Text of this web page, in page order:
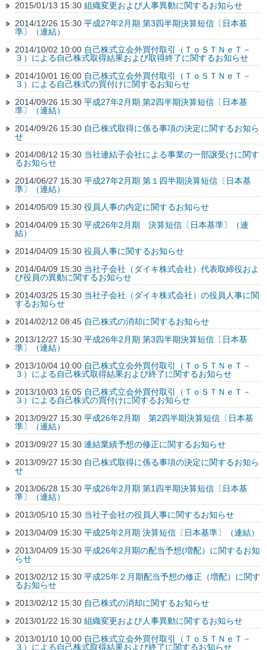
2015/01/13 15:30 組織変更および人事異動に関するお知らせ
2014/12/26 15:30 平成27年2月期 第3四半期決算短信〔日本基
準〕（連結）
2014/10/02 10:00 自己株式立会外買付取引（ＴｏＳＴＮｅＴ－
３）による自己株式取得結果および取得終了に関するお知らせ
2014/10/01 16:00 自己株式立会外買付取引（ＴｏＳＴＮｅＴ－
３）による自己株式の買付けに関するお知らせ
2014/09/26 15:30 平成27年2月期 第2四半期決算短信〔日本基
準〕（連結）
2014/09/26 15:30 自己株式取得に係る事項の決定に関するお知ら
せ
2014/08/12 15:30 当社連結子会社による事業の一部譲受けに関す
るお知らせ
2014/06/27 15:30 平成27年2月期 第１四半期決算短信〔日本基
準〕（連結）
2014/05/09 15:30 役員人事の内定に関するお知らせ
2014/04/09 15:30 平成26年2月期 決算短信〔日本基準〕（連
結）
2014/04/09 15:30 役員人事に関するお知らせ
2014/04/09 15:30 当社子会社（ダイキ株式会社）代表取締役およ
び役員の異動に関するお知らせ
2014/03/25 15:30 当社子会社（ダイキ株式会社）の役員人事に関
するお知らせ
2014/02/12 08:45 自己株式の消却に関するお知らせ
2013/12/27 15:30 平成26年2月期 第3四半期決算短信〔日本基
準〕（連結）
2013/10/04 10:00 自己株式立会外買付取引（ＴｏＳＴＮｅＴ－
３）による自己株式取得結果および終了に関するお知らせ
2013/10/03 16:05 自己株式立会外買付取引（ＴｏＳＴＮｅＴ－
３）による自己株式の買付けに関するお知らせ
2013/09/27 15:30 平成26年2月期 第2四半期決算短信〔日本基
準〕（連結）
2013/09/27 15:30 連結業績予想の修正に関するお知らせ
2013/09/27 15:30 自己株式取得に係る事項の決定に関するお知ら
せ
2013/06/28 15:30 平成26年2月期 第1四半期決算短信〔日本基
準〕（連結）
2013/05/10 15:30 当社子会社の役員人事に関するお知らせ
2013/04/09 15:30 平成25年2月期 決算短信〔日本基準〕（連結）
2013/04/09 15:30 平成26年2月期の配当予想(増配）に関するお知
らせ
2013/02/12 15:30 平成25年２月期配当予想の修正（増配）に関す
るお知らせ
2013/02/12 15:30 自己株式の消却に関するお知らせ
2013/01/22 15:30 組織変更および人事異動に関するお知らせ
2013/01/10 10:00 自己株式立会外買付取引（ＴｏＳＴＮｅＴ－
３）による自己株式取得結果および終了に関するお知らせ